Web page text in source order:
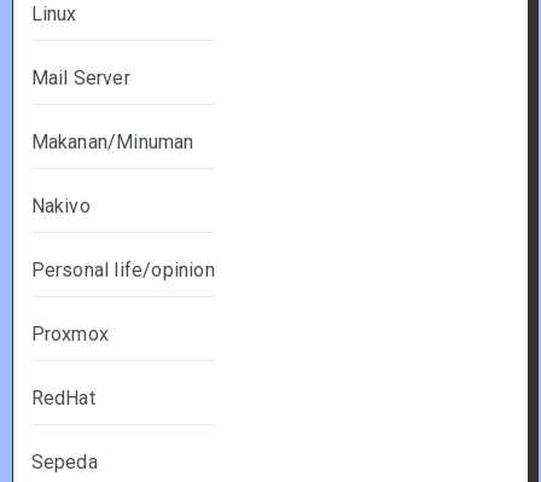
Linux
Mail Server
Makanan/Minuman
Nakivo
Personal life/opinion
Proxmox
RedHat
Sepeda